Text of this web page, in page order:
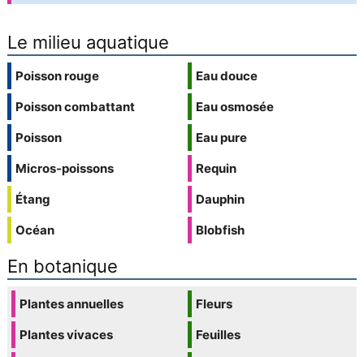
Le milieu aquatique
Poisson rouge
Poisson combattant
Poisson
Micros-poissons
Étang
Océan
Eau douce
Eau osmosée
Eau pure
Requin
Dauphin
Blobfish
En botanique
Plantes annuelles
Plantes vivaces
Fleurs
Feuilles